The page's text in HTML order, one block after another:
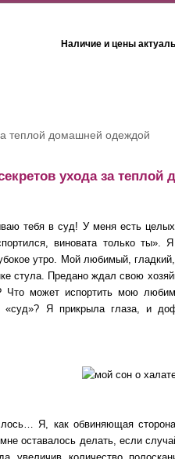
Наличие и цены
теплой домашней одеждой
ухода за
тебя в суд! У меня есть
виновата только ты».
утро. Мой любимый,
стула. Предано ждал свою
Что может испортить мою
Я прикрыла глаза, и
Я, как обвиняющая
оставалось делать, если